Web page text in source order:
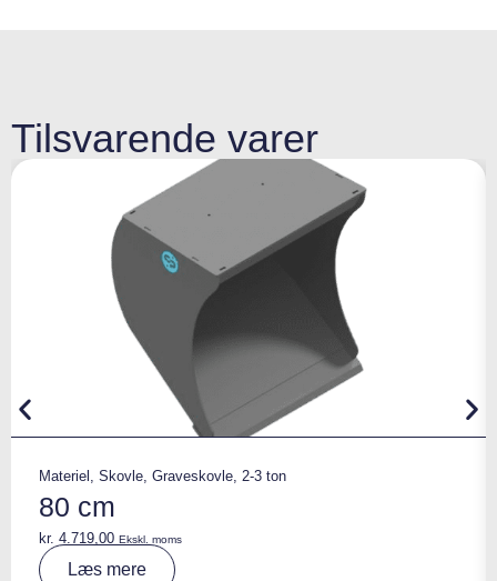
Tilsvarende varer
Materiel , Skovle, Graveskovle, 2-3 ton
80 cm
kr. 4.719,00 Ekskl. moms
Læs mere